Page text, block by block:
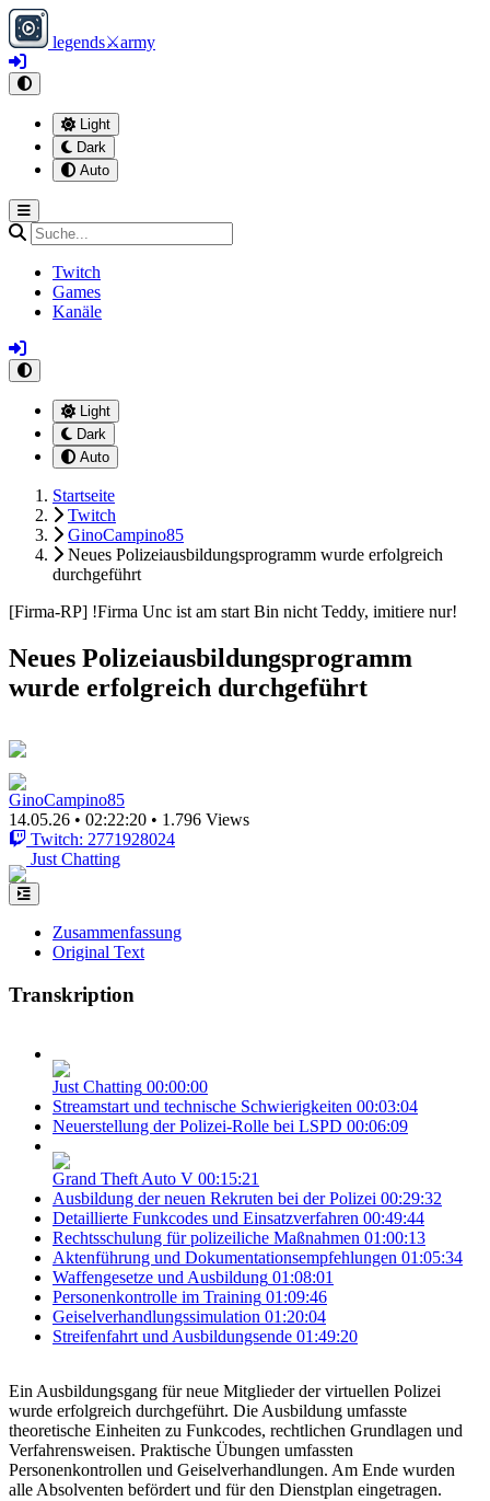
legends⚔army
Light
Dark
Auto
Twitch
Games
Kanäle
Light
Dark
Auto
Startseite
Twitch
GinoCampino85
Neues Polizeiausbildungsprogramm wurde erfolgreich
durchgeführt
[Firma-RP] !Firma Unc ist am start Bin nicht Teddy, imitiere nur!
Neues Polizeiausbildungsprogramm
wurde erfolgreich durchgeführt
GinoCampino85
14.05.26 • 02:22:20 • 1.796 Views
Twitch: 2771928024
Just Chatting
Zusammenfassung
Original Text
Transkription
Just Chatting 00:00:00
Streamstart und technische Schwierigkeiten 00:03:04
Neuerstellung der Polizei-Rolle bei LSPD 00:06:09
Grand Theft Auto V 00:15:21
Ausbildung der neuen Rekruten bei der Polizei 00:29:32
Detaillierte Funkcodes und Einsatzverfahren 00:49:44
Rechtsschulung für polizeiliche Maßnahmen 01:00:13
Aktenführung und Dokumentationsempfehlungen 01:05:34
Waffengesetze und Ausbildung 01:08:01
Personenkontrolle im Training 01:09:46
Geiselverhandlungssimulation 01:20:04
Streifenfahrt und Ausbildungsende 01:49:20
Ein Ausbildungsgang für neue Mitglieder der virtuellen Polizei
wurde erfolgreich durchgeführt. Die Ausbildung umfasste
theoretische Einheiten zu Funkcodes, rechtlichen Grundlagen und
Verfahrensweisen. Praktische Übungen umfassten
Personenkontrollen und Geiselverhandlungen. Am Ende wurden
alle Absolventen befördert und für den Dienstplan eingetragen.